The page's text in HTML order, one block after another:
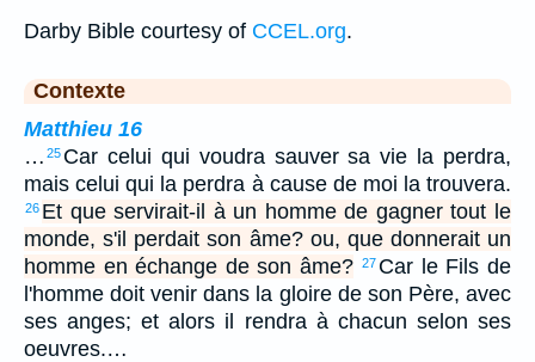
Darby Bible courtesy of CCEL.org.
Contexte
Matthieu 16
… 25 Car celui qui voudra sauver sa vie la perdra,
mais celui qui la perdra à cause de moi la trouvera.
26 Et que servirait-il à un homme de gagner tout le
monde, s'il perdait son âme? ou, que donnerait un
homme en échange de son âme?
27 Car le Fils de
l'homme doit venir dans la gloire de son Père, avec
ses anges; et alors il rendra à chacun selon ses
oeuvres.…